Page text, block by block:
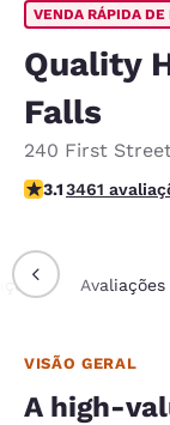
VENDA RÁPIDA DE
Quality
Falls
240 First
classificação 3.14
3.13461
Avaliações
VISÃO GERAL
A high-